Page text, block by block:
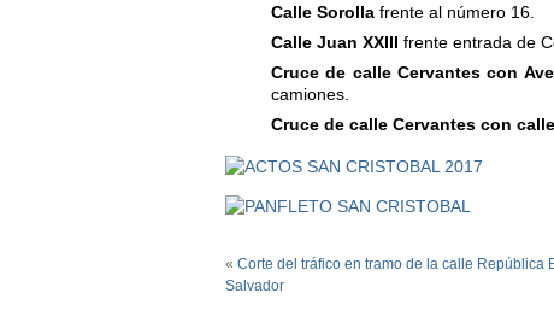
Calle Sorolla frente al número 16.
Calle Juan XXIII frente entrada de
Cruce de calle Cervantes con
camiones.
Cruce de calle Cervantes con
« Corte del tráfico en tramo de la calle República
Salvador